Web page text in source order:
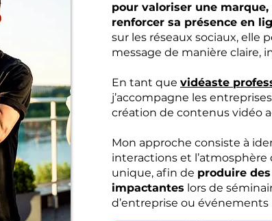
pour valoriser une
renforcer sa présence en
sur les réseaux sociaux,
message de manière claire,
En tant que vidéaste
j’accompagne les
création de contenus vidéo
Mon approche consiste à
interactions et
unique, afin de produire
impactantes lors de
d’entreprise ou événements